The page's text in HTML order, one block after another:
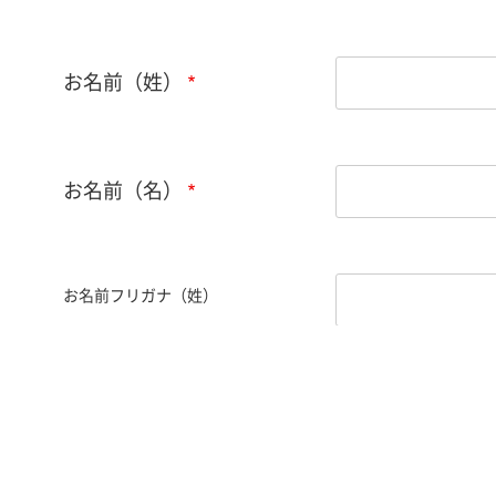
お名前（姓）
お名前（名）
お名前フリガナ（姓）